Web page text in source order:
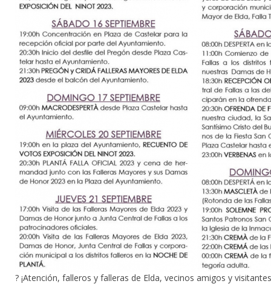
? ¡Atención, falleros y falleras de Elda, vecinos amigos y